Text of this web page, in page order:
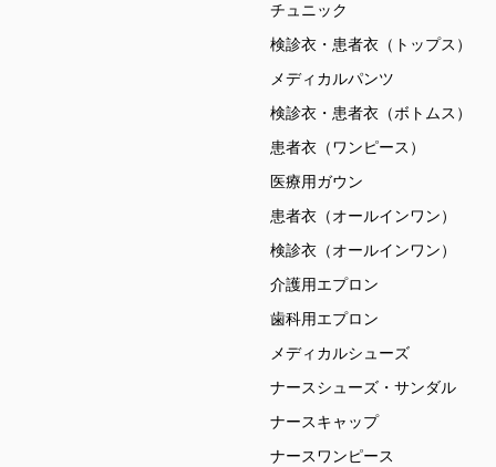
チュニック
検診衣・患者衣（トップス）
メディカルパンツ
検診衣・患者衣（ボトムス）
患者衣（ワンピース）
医療用ガウン
患者衣（オールインワン）
検診衣（オールインワン）
介護用エプロン
歯科用エプロン
メディカルシューズ
ナースシューズ・サンダル
ナースキャップ
ナースワンピース